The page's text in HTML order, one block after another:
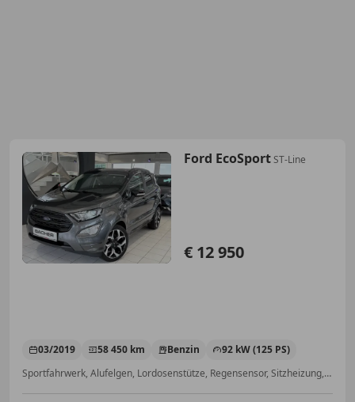
Ford EcoSportST-Line
€ 12 950
03/2019 58 450 km Benzin
92 kW (125 PS)
Sportfahrwerk, Alufelgen, Lordosenstütze, Regensensor, Sitzheizung, Xenonscheinwerfer, Dachreling, Bordcomputer